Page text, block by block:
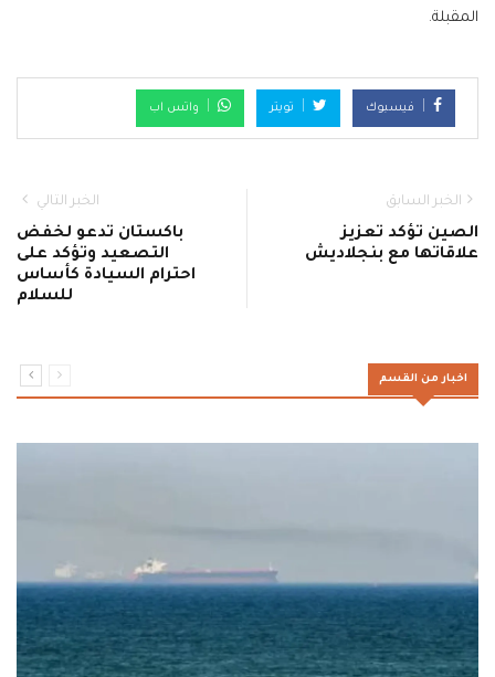
المقبلة.
فيسبوك تويتر واتس اب
الخبر السابق
الصين تؤكد تعزيز
علاقاتها مع بنجلاديش
الخبر التالي
باكستان تدعو لخفض
التصعيد وتؤكد على
احترام السيادة كأساس
للسلام
اخبار من القسم